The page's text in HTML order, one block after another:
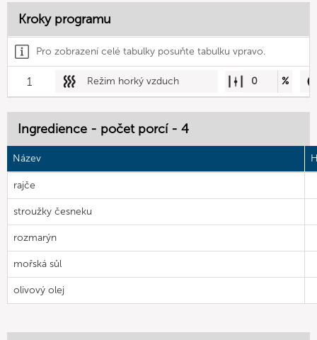
Kroky programu
Pro zobrazení celé tabulky posuňte tabulku vpravo.
1 Režim horký vzduch 0 %
Ingredience - počet porcí - 4
Název
rajče
stroužky česneku
rozmarýn
mořská sůl
olivový olej